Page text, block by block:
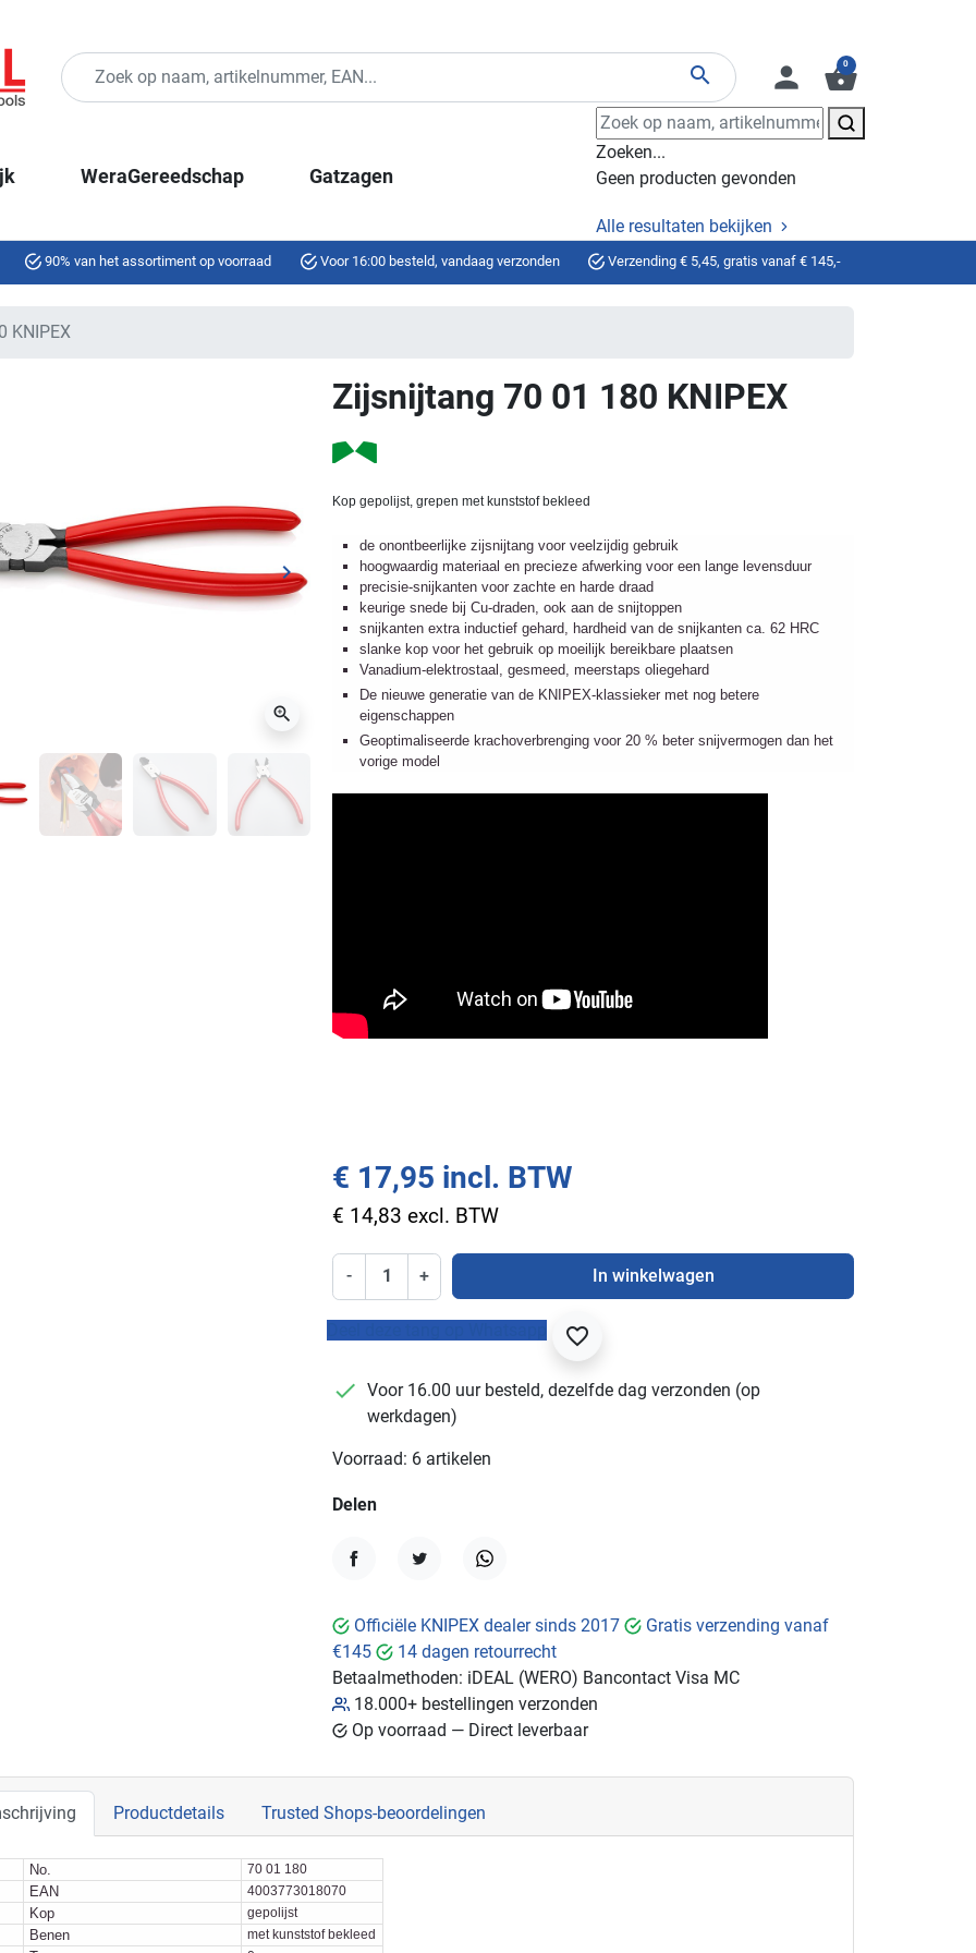
search person shopping_basket
0
WeraGereedschap Gatzagen
Zoeken...
Geen producten gevonden
Alle resultaten bekijken
90% van het assortiment op voorraad Voor 16:00 besteld, vandaag verzonden Verzending € 5,45, gratis vanaf € 145,-
KNIPEX
Volgende
keyboard_arrow_right
zoom_in
Zijsnijtang 70 01 180 KNIPEX
Kop gepolijst, grepen met kunststof bekleed
de onontbeerlijke zijsnijtang voor veelzijdig gebruik
hoogwaardig materiaal en precieze afwerking voor een lange levensduur
precisie-snijkanten voor zachte en harde draad
keurige snede bij Cu-draden, ook aan de snijtoppen
snijkanten extra inductief gehard, hardheid van de snijkanten ca. 62 HRC
slanke kop voor het gebruik op moeilijk bereikbare plaatsen
Vanadium-elektrostaal, gesmeed, meerstaps oliegehard
De nieuwe generatie van de KNIPEX-klassieker met nog betere
eigenschappen
Geoptimaliseerde krachoverbrenging voor 20 % beter snijvermogen dan het
vorige model
€ 17,95 incl. BTW
€ 14,83 excl. BTW
- + In winkelwagen
favorite_border
checkmark
Voor 16.00 uur besteld, dezelfde dag verzonden (op
werkdagen)
Voorraad: 6 artikelen
Delen
Officiële KNIPEX dealer sinds 2017
Gratis verzending vanaf
€145
14 dagen retourrecht
Betaalmethoden: iDEAL (WERO) Bancontact Visa MC
18.000+ bestellingen verzonden
Op voorraad — Direct leverbaar
Productdetails Trusted Shops-beoordelingen
No. 70 01 180
EAN 4003773018070
Kop gepolijst
Benen met kunststof bekleed